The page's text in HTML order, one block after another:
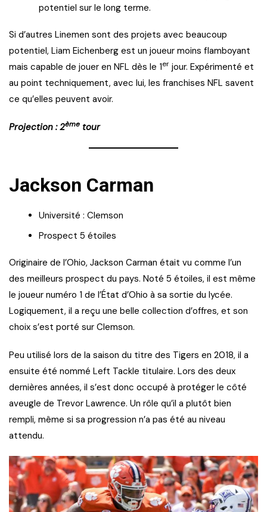
potentiel sur le long terme.
Si d’autres Linemen sont des projets avec beaucoup
potentiel, Liam Eichenberg est un joueur moins flamboyant
mais capable de jouer en NFL dès le 1er jour. Expérimenté et
au point techniquement, avec lui, les franchises NFL savent
ce qu’elles peuvent avoir.
Projection : 2ème tour
Jackson Carman
Université : Clemson
Prospect 5 étoiles
Originaire de l’Ohio, Jackson Carman était vu comme l’un
des meilleurs prospect du pays. Noté 5 étoiles, il est même
le joueur numéro 1 de l’État d’Ohio à sa sortie du lycée.
Logiquement, il a reçu une belle collection d’offres, et son
choix s’est porté sur Clemson.
Peu utilisé lors de la saison du titre des Tigers en 2018, il a
ensuite été nommé Left Tackle titulaire. Lors des deux
dernières années, il s’est donc occupé à protéger le côté
aveugle de Trevor Lawrence. Un rôle qu’il a plutôt bien
rempli, même si sa progression n’a pas été au niveau
attendu.